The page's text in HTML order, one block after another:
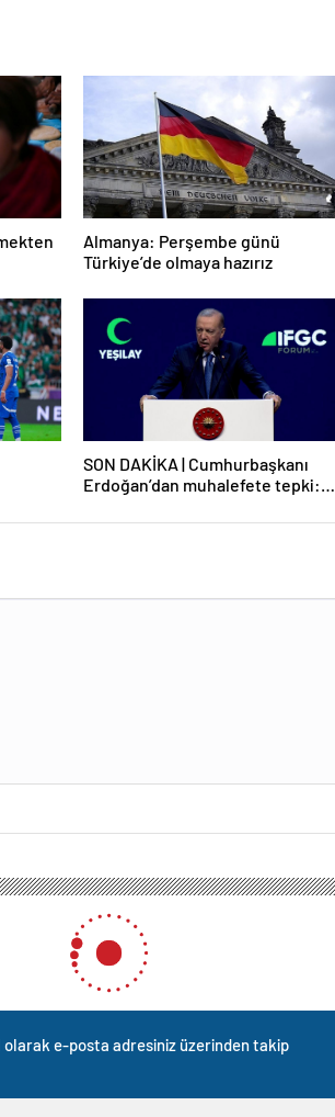
Almanya: Perşembe günü
Türkiye’de olmaya hazırız
SON DAKİKA | Cumhurbaşkanı
Erdoğan’dan muhalefete tepki:
ettikleri kadar suyun fiyatını dert
olarak e-posta adresiniz üzerinden takip